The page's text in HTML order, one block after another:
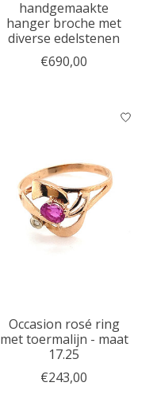
handgemaakte
hanger broche met
diverse edelstenen
€690,00
Occasion rosé ring
met toermalijn - maat
17.25
€243,00